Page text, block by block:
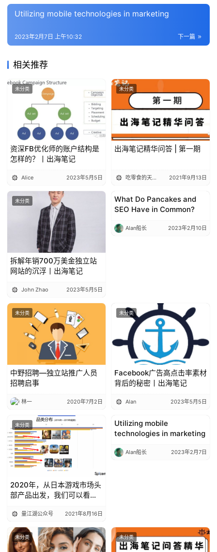
推
营
实
案
例
拆
l
u
干
货
精
Utilizing mobile technologies in marketing
下一篇
2023年2月7日 上午10:32
相关推荐
未分类
资深FB优化师的账户结构是
怎样的？丨出海笔记
Alice 2023年5月5日
未分类
出海笔记精华问答 | 第一期
吃零食的天线宝宝 2021年9月13日
未分类
拆解年销700万美金独立站
网站的沉浮丨出海笔记
John Zhao 2023年5月5日
Entrepreneurship
What Do Pancakes and
SEO Have in Common?
Alan船长 2023年2月10日
未分类
中野招聘—独立站推广人员
招聘启事
林一 2020年7月2日
未分类
Facebook广告高点击率素材
背后的秘密丨出海笔记
Alan 2023年5月5日
未分类
2020年，从日本游戏市场头
部产品出发，我们可以看到
化？丨出海笔记
量江湖公众号 2021年8月16日
Entrepreneurship
Utilizing mobile
technologies in marketing
Alan船长 2023年2月7日
未分类 未分类